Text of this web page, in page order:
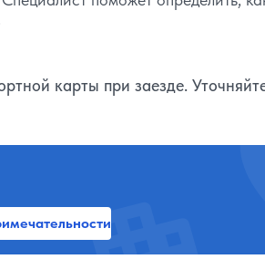
карты при заезде.